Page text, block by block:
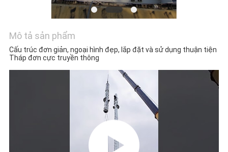
ĐỒ
TRANG
WEB
Mô tả sản phẩm
Cấu trúc đơn giản, ngoại hình đẹp, lắp đặt và sử dụng thuận tiện
Tháp đơn cực truyền thông